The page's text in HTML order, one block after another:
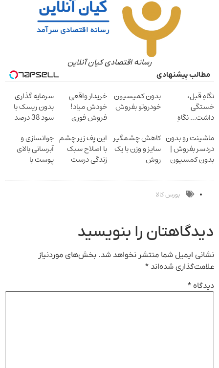
رسانه اقتصادی کیان آنلاین
مطالب پیشنهادی
نگاهِ قبل،
خستگی
داشت... نگاهِ
بلفا با 25%
تخفیف
بدون کمیسیون
خودروتو بفروش
خریدار واقعی
خودش میاد!
فروش فوری
مکانیک
سرمایه گذاری
بدون ریسک با
سود 38 درصد
ماشینت رو بدون
دردسر بفروش |
بدون کمسیون
کاهش چشمگیر
سایز و وزن با یک
روش
این پف زیر چشم
با اصلاح سبک
زندگی درست
مشاوره رایگان
جوانسازی و
آبرسانی بالای
پوست با
بورس کالا
دیدگاهتان را بنویسید
نشانی ایمیل شما منتشر نخواهد شد. بخش‌های موردنیاز
علامت‌گذاری شده‌اند *
دیدگاه *